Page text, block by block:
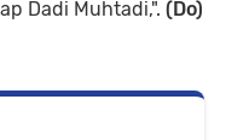
Dadi Muhtadi,". (Do)